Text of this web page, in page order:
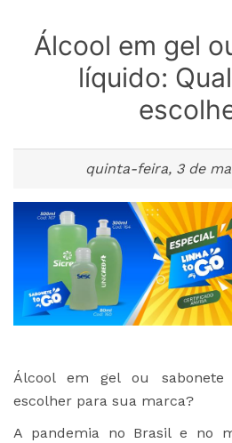
Álcool em gel
líquido:
quinta-feira, 3 de
Álcool em gel ou
escolher para sua marca?
A pandemia no Brasil e no